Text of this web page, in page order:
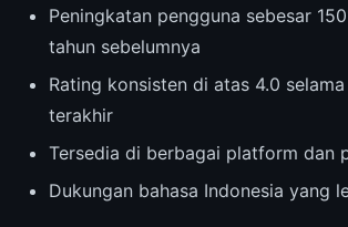
Peningkatan pengguna sebesar
tahun sebelumnya
Rating konsisten di atas 4.0
terakhir
Tersedia di berbagai platform dan
Dukungan bahasa Indonesia yang